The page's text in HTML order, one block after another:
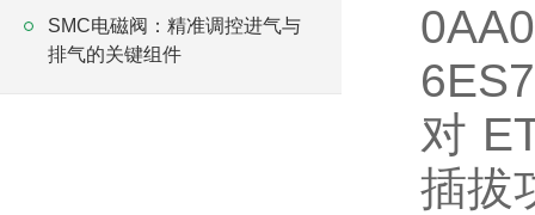
SMC电磁阀：精准调控进气与
排气的关键组件
对
插拔